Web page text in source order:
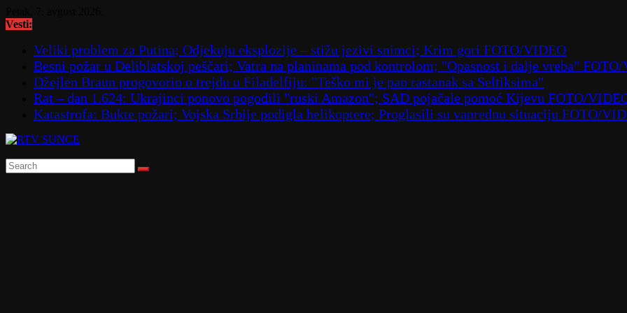
to
Vesti:
Veliki problem za Putina; Odjekuju eksplozije – stižu jezivi snimci; Krim gori FOTO/VIDEO
Besni požar u Deliblatskoj peščari; Vatra na planinama pod kontrolom; "Opasnost i dalje vreba"
Džejlen Braun progovorio o trejdu u Filadelfiju: "Teško mi je pao rastanak sa Seltiksima"
Rat – dan 1.624: Ukrajinci ponovo pogodili "ruski Amazon"; SAD pojačale pomoć Kijevu FOTO/
Katastrofa: Bukte požari; Vojska Srbije podigla helikoptere; Proglasili su vanrednu situaciju FOTO/